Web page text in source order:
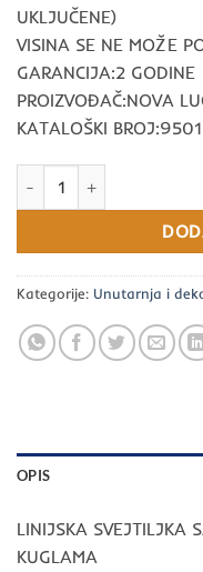
UKLJUČENE)
VISINA SE NE MOŽE
GARANCIJA:2 GODINE
PROIZVOĐAČ:NOVA
KATALOŠKI
Kategorije: Unutarnja i
OPIS
LINIJSKA SVEJTILJKA
KUGLAMA